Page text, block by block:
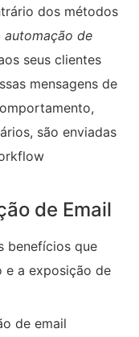
dos métodos
automação de
seus clientes
mensagens de
são enviadas
de Email
benefícios que
e a exposição de
de email